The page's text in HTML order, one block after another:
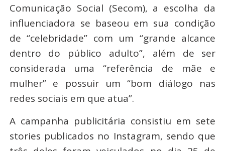
Comunicação Social (Secom), a escolha da
influenciadora se baseou em sua condição
de “celebridade” com um “grande alcance
dentro do público adulto”, além de ser
considerada uma “referência de mãe e
mulher” e possuir um “bom diálogo nas
redes sociais em que atua”.
A campanha publicitária consistiu em sete
stories publicados no Instagram, sendo que